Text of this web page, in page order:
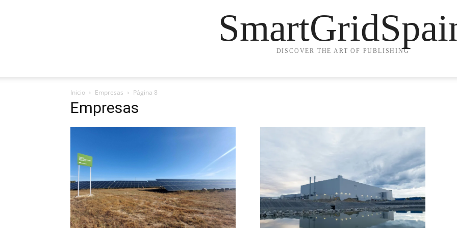
DISCOVER THE ART OF PUBLISHING
Inicio Empresas Página 8
Empresas